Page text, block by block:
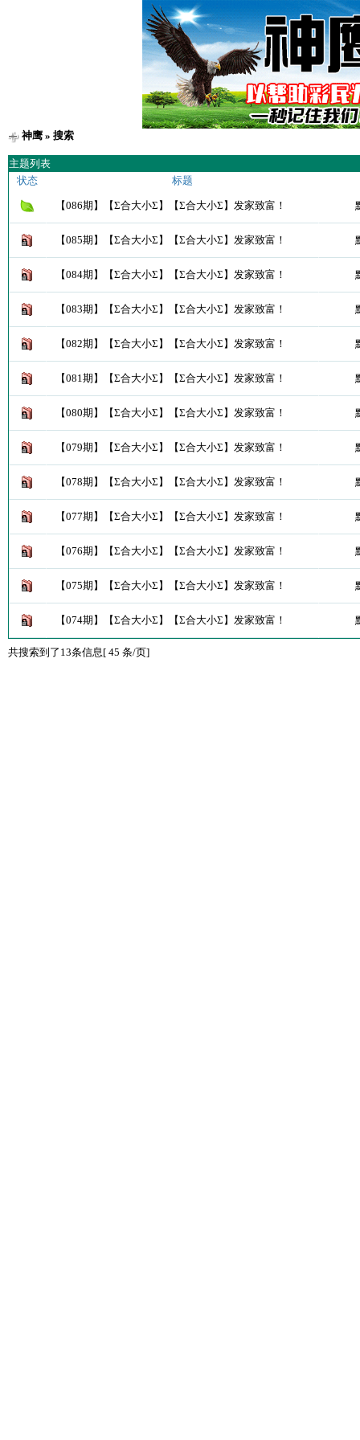
神鹰» 搜索
主题列表
状态
标题
【086期】【Σ合大小Σ】【Σ合大小Σ】发家致富！
【085期】【Σ合大小Σ】【Σ合大小Σ】发家致富！
【084期】【Σ合大小Σ】【Σ合大小Σ】发家致富！
【083期】【Σ合大小Σ】【Σ合大小Σ】发家致富！
【082期】【Σ合大小Σ】【Σ合大小Σ】发家致富！
【081期】【Σ合大小Σ】【Σ合大小Σ】发家致富！
【080期】【Σ合大小Σ】【Σ合大小Σ】发家致富！
【079期】【Σ合大小Σ】【Σ合大小Σ】发家致富！
【078期】【Σ合大小Σ】【Σ合大小Σ】发家致富！
【077期】【Σ合大小Σ】【Σ合大小Σ】发家致富！
【076期】【Σ合大小Σ】【Σ合大小Σ】发家致富！
【075期】【Σ合大小Σ】【Σ合大小Σ】发家致富！
【074期】【Σ合大小Σ】【Σ合大小Σ】发家致富！
共搜索到了13条信息[ 45 条/页]